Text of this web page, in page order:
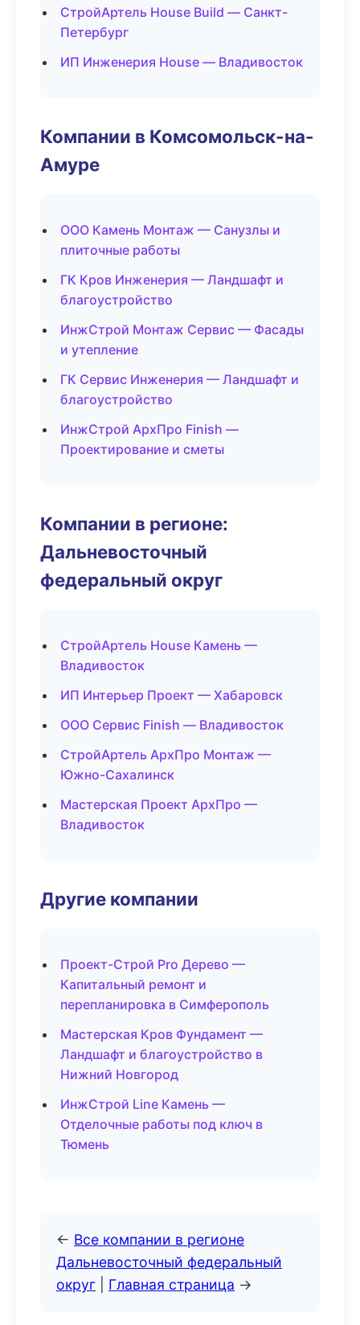
СтройАртель House Build — Санкт-
Петербург
ИП Инженерия House — Владивосток
Компании в Комсомольск-на-
Амуре
ООО Камень Монтаж — Санузлы и
плиточные работы
ГК Кров Инженерия — Ландшафт и
благоустройство
ИнжСтрой Монтаж Сервис — Фасады
и утепление
ГК Сервис Инженерия — Ландшафт и
благоустройство
ИнжСтрой АрхПро Finish —
Проектирование и сметы
Компании в регионе:
Дальневосточный
федеральный округ
СтройАртель House Камень —
Владивосток
ИП Интерьер Проект — Хабаровск
ООО Сервис Finish — Владивосток
СтройАртель АрхПро Монтаж —
Южно-Сахалинск
Мастерская Проект АрхПро —
Владивосток
Другие компании
Проект-Строй Pro Дерево —
Капитальный ремонт и
перепланировка в Симферополь
Мастерская Кров Фундамент —
Ландшафт и благоустройство в
Нижний Новгород
ИнжСтрой Line Камень —
Отделочные работы под ключ в
Тюмень
← Все компании в регионе
Дальневосточный федеральный
округ
Главная страница →